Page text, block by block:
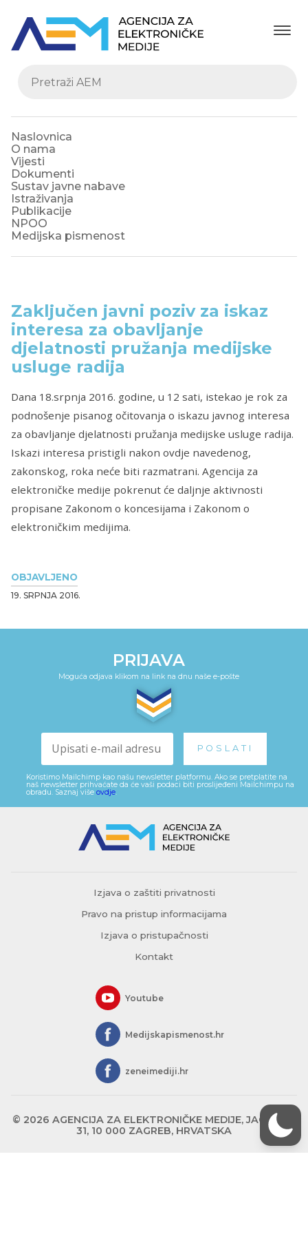
Naslovnica
O nama
Vijesti
Dokumenti
Sustav javne nabave
Istraživanja
Publikacije
NPOO
Medijska pismenost
OBJAVLJENO
19. SRPNJA 2016.
Zaključen javni poziv za iskaz
interesa za obavljanje
djelatnosti pružanja medijske
usluge radija
Dana 18.srpnja 2016. godine, u 12 sati, istekao je rok za
podnošenje pisanog očitovanja o iskazu javnog interesa
za obavljanje djelatnosti pružanja medijske usluge radija.
Iskazi interesa pristigli nakon ovdje navedenog,
zakonskog, roka neće biti razmatrani. Agencija za
elektroničke medije pokrenut će daljnje aktivnosti
propisane Zakonom o koncesijama i Zakonom o
elektroničkim medijima.
PRIJAVA
Moguća odjava klikom na link na dnu naše e-pošte
Koristimo Mailchimp kao našu newsletter platformu. Ako se pretplatite na
naš newsletter prihvaćate da će vaši podaci biti proslijeđeni Mailchimpu na
obradu. Saznaj više ovdje
Izjava o zaštiti privatnosti
Pravo na pristup informacijama
Izjava o pristupačnosti
Kontakt
Youtube
Medijskapismenost.hr
zeneimediji.hr
© 2026 AGENCIJA ZA ELEKTRONIČKE MEDIJE, JAGIĆEVA
31, 10 000 ZAGREB, HRVATSKA